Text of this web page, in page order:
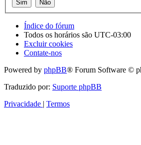
Índice do fórum
Todos os horários são UTC-03:00
Excluir cookies
Contate-nos
Powered by phpBB® Forum Software ©
Traduzido por: Suporte phpBB
Privacidade | Termos